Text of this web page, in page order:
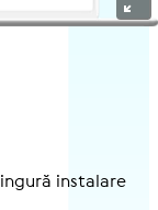
instalare